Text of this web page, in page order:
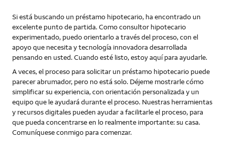
Si está buscando un préstamo hipotecario, ha encontrado un
excelente punto de partida. Como consultor hipotecario
experimentado, puedo orientarlo a través del proceso, con el
apoyo que necesita y tecnología innovadora desarrollada
pensando en usted. Cuando esté listo, estoy aquí para ayudarle.
A veces, el proceso para solicitar un préstamo hipotecario puede
parecer abrumador, pero no está solo. Déjeme mostrarle cómo
simplificar su experiencia, con orientación personalizada y un
equipo que le ayudará durante el proceso. Nuestras herramientas
y recursos digitales pueden ayudar a facilitarle el proceso, para
que pueda concentrarse en lo realmente importante: su casa.
Comuníquese conmigo para comenzar.